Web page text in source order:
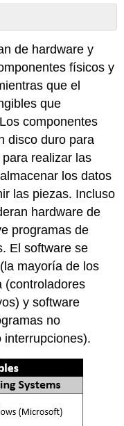
de hardware y
físicos y
que el
que
componentes
disco duro para
realizar las
los datos
las piezas. Incluso
hardware de
programas de
El software se
mayoría de los
(controladores
y software
no
interrupciones).